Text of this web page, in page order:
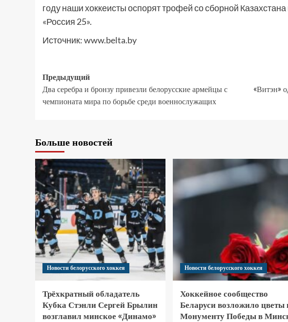
году наши хоккеисты оспорят трофей со сборной
«Россия 25».
Источник:www.belta.by
Предыдущий
Два серебра и бронзу привезли белорусские армейцы с
чемпионата мира по борьбе среди военнослужащих
«Витэн»
Больше новостей
Новости белорусского хоккея
Трёхкратный обладатель
Кубка Стэнли Сергей Брылин
возглавил минское «Динамо»
Новости белорусского хоккея
Хоккейное сообщество
Беларуси возложило цветы
Монументу Победы в